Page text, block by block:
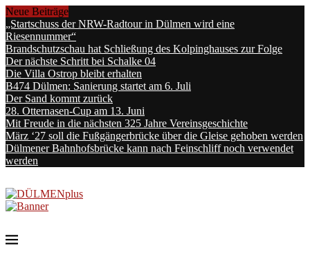
Neue Beiträge
„Startschuss der NRW-Radtour in Dülmen wird eine
Riesennummer“
Brandschutzschau hat Schließung des Kolpinghauses zur Folge
Der nächste Schritt bei Schalke 04
Die Villa Ostrop bleibt erhalten
B474 Dülmen: Sanierung startet am 6. Juli
Der Sand kommt zurück
28. Otternasen-Cup am 13. Juni
Mit Freude in die nächsten 325 Jahre Vereinsgeschichte
März ‘27 soll die Fußgängerbrücke über die Gleise gehoben werden
Dülmener Bahnhofsbrücke kann nach Feinschliff noch verwendet
werden